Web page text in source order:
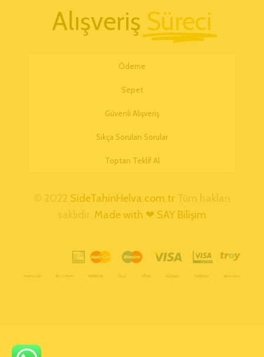
Alışveriş Süreci
Ödeme
Sepet
Güvenli Alışveriş
Sıkça Sorulan Sorular
Toptan Teklif Al
© 2022 SideTahinHelva.com.tr Tüm hakları
saklıdır. Made with ❤ SAY Bilişim